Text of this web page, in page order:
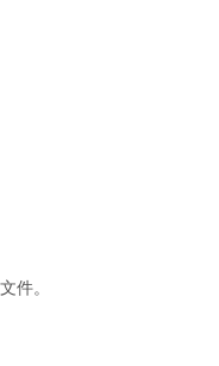
件。